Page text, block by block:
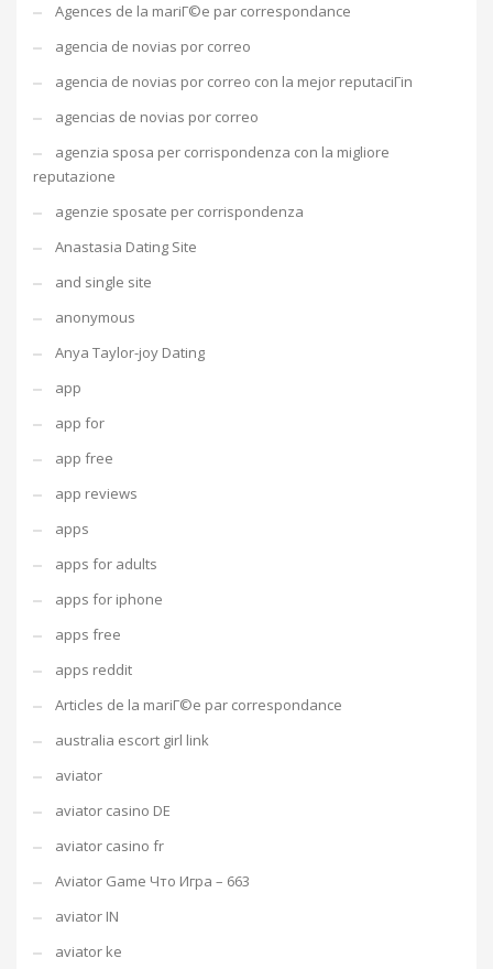
Agences de la mariГ©e par correspondance
agencia de novias por correo
agencia de novias por correo con la mejor reputaciГіn
agencias de novias por correo
agenzia sposa per corrispondenza con la migliore
reputazione
agenzie sposate per corrispondenza
Anastasia Dating Site
and single site
anonymous
Anya Taylor-joy Dating
app
app for
app free
app reviews
apps
apps for adults
apps for iphone
apps free
apps reddit
Articles de la mariГ©e par correspondance
australia escort girl link
aviator
aviator casino DE
aviator casino fr
Aviator Game Что Игра – 663
aviator IN
aviator ke